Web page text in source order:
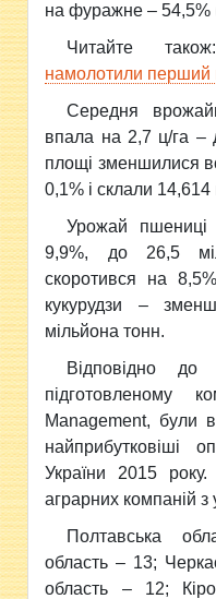
на фуражне – 54,5%
Читайте
намолотили перший
Середня
впала на 2,7 ц/га –
площі зменшилися
0,1% і склали 14,614
Урожай
9,9%, до 26,5
скоротився на
кукурудзи –
мільйона тонн.
Відповідно до
підготовленому
Management, були
найприбутковіші
України 2015
аграрних компаній з
Полтавська
область – 13;
область – 12;